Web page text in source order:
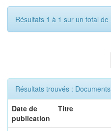
Résultats 1 à 1 sur un total de
Résultats trouvés : Documents
Date de
publication
Titre